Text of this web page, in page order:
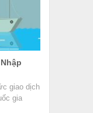
giao dịch
gia